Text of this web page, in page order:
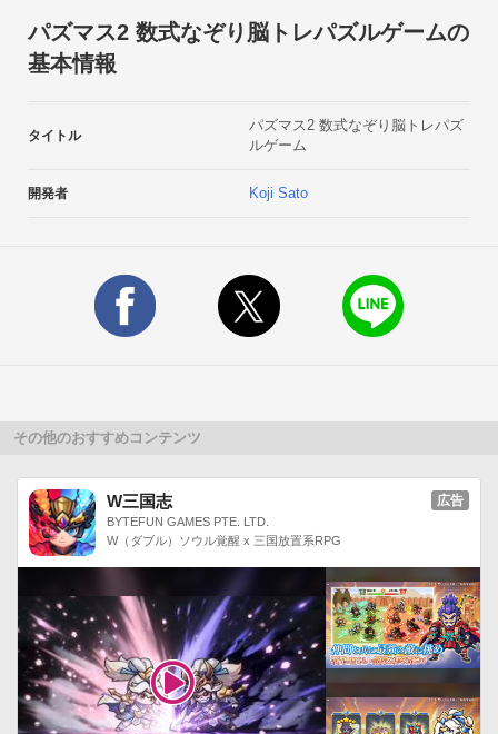
し算、ひき算、かけ算、わり算。
マイナスの計算や小数もあります。
頭を柔らかくして考えてください。どうしても解けないときで
ヒント機能があるので使ってみてください。ステージは全部で
あなたはどこまで行けるかな？数独やナンプレ好きにもおすす
パズマス2 数式なぞり脳トレパズルゲームの
基本情報
タイトル
パズマス2 数式なぞり脳トレパズ
ルゲーム
開発者 Koji Sato
その他のおすすめコンテンツ
W三国志
BYTEFUN GAMES PTE. LTD.
W（ダブル）ソウル覚醒 x 三国放置系RPG
広告